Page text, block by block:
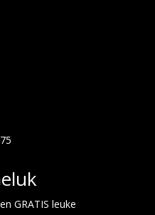
GRATIS leuke